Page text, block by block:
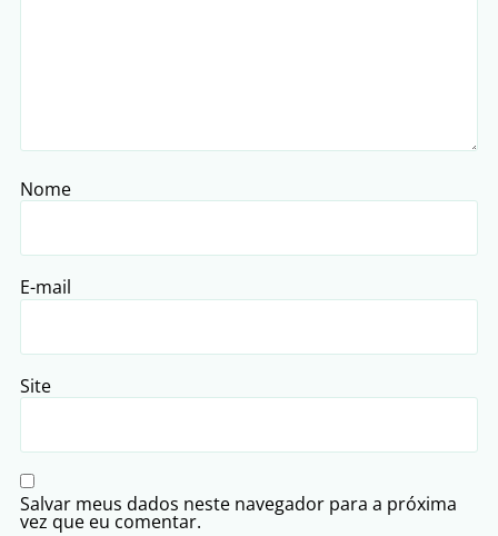
Nome
E-mail
Site
Salvar meus dados neste navegador para a próxima
vez que eu comentar.